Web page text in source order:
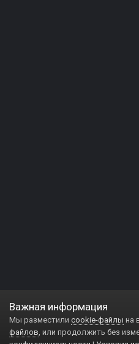
Важная информация
Мы разместили cookie-файлы на
файлов, или продолжить без